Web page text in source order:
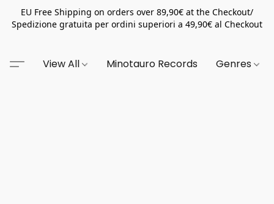
EU Free Shipping on orders over 89,90€ at the Checkout/
Spedizione gratuita per ordini superiori a 49,90€ al Checkout
View All Minotauro Records Genres